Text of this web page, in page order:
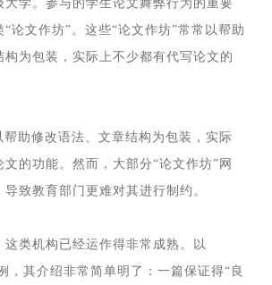
大学。参与的学生论文舞弊行为的重要
论文作坊”。这些“论文作坊”常常以帮助
构为包装，实际上不少都有代写论文的
帮助修改语法、文章结构为包装，实际
文的功能。然而，大部分“论文作坊”网
致教育部门更难对其进行制约。
这类机构已经运作得非常成熟。以
，其介绍非常简单明了：一篇保证得“良